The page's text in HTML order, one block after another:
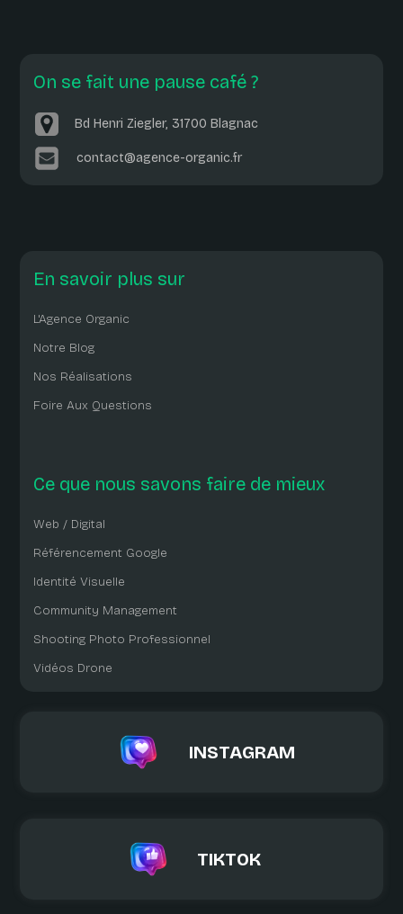
On se fait une pause café ?
Bd Henri Ziegler, 31700 Blagnac
contact@agence-organic.fr
En savoir plus sur
L'Agence Organic
Notre Blog
Nos Réalisations
Foire Aux Questions
Ce que nous savons faire de mieux
Web / Digital
Référencement Google
Identité Visuelle
Community Management
Shooting Photo Professionnel
Vidéos Drone
INSTAGRAM
TIKTOK